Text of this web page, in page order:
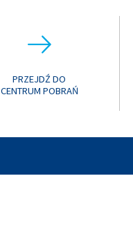
PRZEJDŹ DO
CENTRUM POBRAŃ